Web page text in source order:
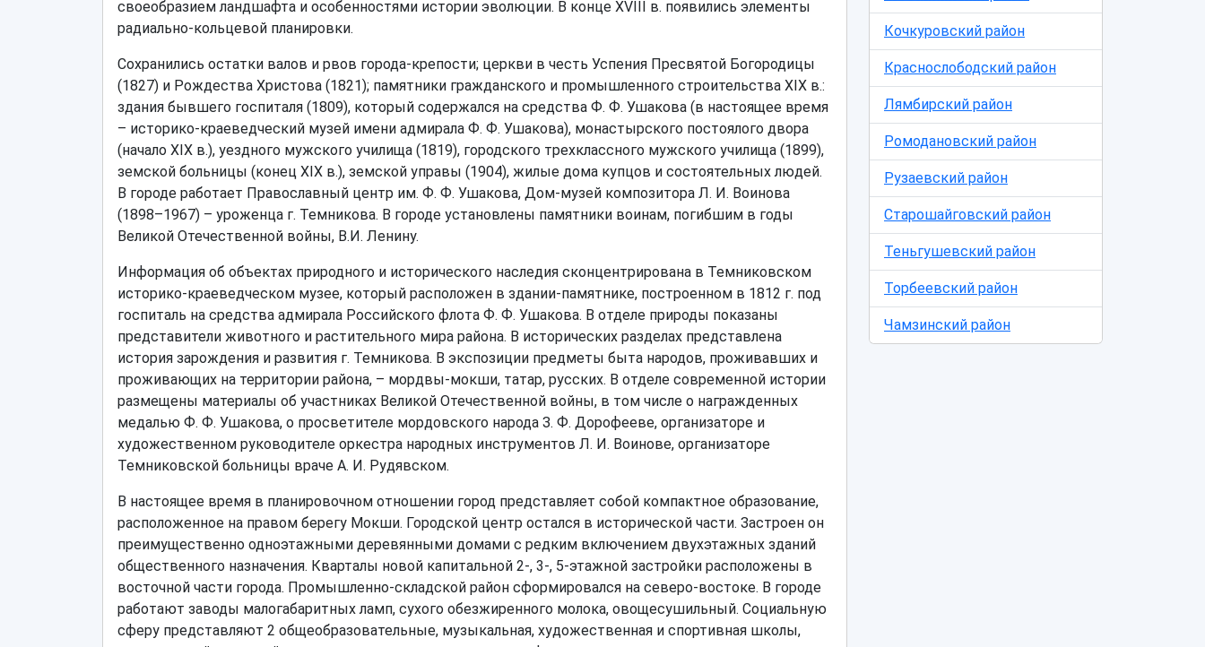
своеобразием ландшафта и особенностями истории эволюции. В конце XVIII в. появились элементы
радиально-кольцевой планировки.
Сохранились остатки валов и рвов города-крепости; церкви в честь Успения Пресвятой Богородицы
(1827) и Рождества Христова (1821); памятники гражданского и промышленного строительства XIX в.:
здания бывшего госпиталя (1809), который содержался на средства Ф. Ф. Ушакова (в настоящее время
– историко-краеведческий музей имени адмирала Ф. Ф. Ушакова), монастырского постоялого двора
(начало XIX в.), уездного мужского училища (1819), городского трехклассного мужского училища (1899),
земской больницы (конец XIX в.), земской управы (1904), жилые дома купцов и состоятельных людей.
В городе работает Православный центр им. Ф. Ф. Ушакова, Дом-музей композитора Л. И. Воинова
(1898–1967) – уроженца г. Темникова. В городе установлены памятники воинам, погибшим в годы
Великой Отечественной войны, В.И. Ленину.
Информация об объектах природного и исторического наследия сконцентрирована в Темниковском
историко-краеведческом музее, который расположен в здании-памятнике, построенном в 1812 г. под
госпиталь на средства адмирала Российского флота Ф. Ф. Ушакова. В отделе природы показаны
представители животного и растительного мира района. В исторических разделах представлена
история зарождения и развития г. Темникова. В экспозиции предметы быта народов, проживавших и
проживающих на территории района, – мордвы-мокши, татар, русских. В отделе современной истории
размещены материалы об участниках Великой Отечественной войны, в том числе о награжденных
медалью Ф. Ф. Ушакова, о просветителе мордовского народа З. Ф. Дорофееве, организаторе и
художественном руководителе оркестра народных инструментов Л. И. Воинове, организаторе
Темниковской больницы враче А. И. Рудявском.
В настоящее время в планировочном отношении город представляет собой компактное образование,
расположенное на правом берегу Мокши. Городской центр остался в исторической части. Застроен он
преимущественно одноэтажными деревянными домами с редким включением двухэтажных зданий
общественного назначения. Кварталы новой капитальной 2-, 3-, 5-этажной застройки расположены в
восточной части города. Промышленно-складской район сфор­мировался на северо-востоке. В городе
работают заводы малогабаритных ламп, сухого обезжиренного молока, овощесушильный. Социальную
сферу представляют 2 общеобразовательные, музыкальная, художественная и спортивная школы,
Кочкуровский район
Краснослободский район
Лямбирский район
Ромодановский район
Рузаевский район
Старошайговский район
Теньгушевский район
Торбеевский район
Чамзинский район